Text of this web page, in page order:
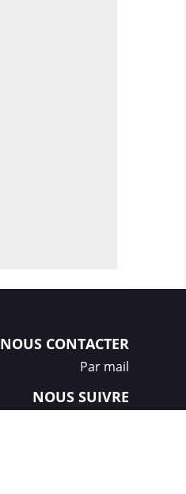
NOUS CONTACTER
Par mail
NOUS SUIVRE